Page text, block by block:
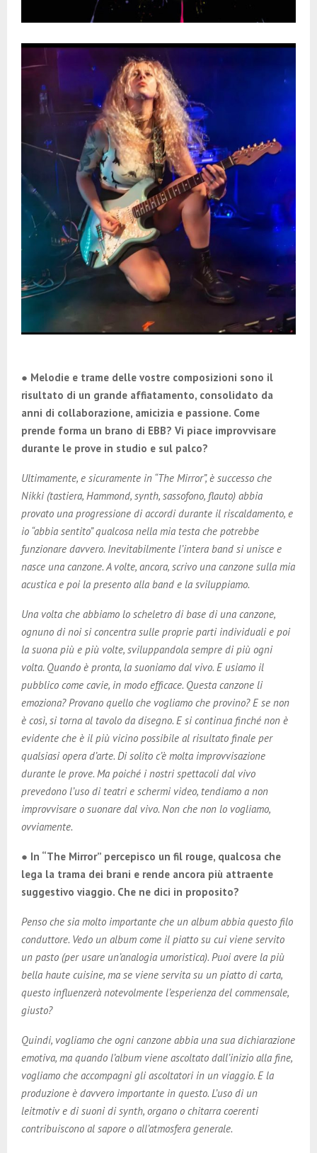
● Melodie e trame delle vostre composizioni sono il
risultato di un grande affiatamento, consolidato da
anni di collaborazione, amicizia e passione. Come
prende forma un brano di EBB? Vi piace improvvisare
durante le prove in studio e sul palco?
Ultimamente, e sicuramente in “The Mirror”, è successo che
Nikki (tastiera, Hammond, synth, sassofono, flauto) abbia
provato una progressione di accordi durante il riscaldamento, e
io “abbia sentito” qualcosa nella mia testa che potrebbe
funzionare davvero. Inevitabilmente l’intera band si unisce e
nasce una canzone. A volte, ancora, scrivo una canzone sulla mia
acustica e poi la presento alla band e la sviluppiamo.
Una volta che abbiamo lo scheletro di base di una canzone,
ognuno di noi si concentra sulle proprie parti individuali e poi
la suona più e più volte, sviluppandola sempre di più ogni
volta. Quando è pronta, la suoniamo dal vivo. E usiamo il
pubblico come cavie, in modo efficace. Questa canzone li
emoziona? Provano quello che vogliamo che provino? E se non
è così, si torna al tavolo da disegno. E si continua finché non è
evidente che è il più vicino possibile al risultato finale per
qualsiasi opera d’arte. Di solito c’è molta improvvisazione
durante le prove. Ma poiché i nostri spettacoli dal vivo
prevedono l’uso di teatri e schermi video, tendiamo a non
improvvisare o suonare dal vivo. Non che non lo vogliamo,
ovviamente.
● In “The Mirror” percepisco un fil rouge, qualcosa che
lega la trama dei brani e rende ancora più attraente
suggestivo viaggio. Che ne dici in proposito?
Penso che sia molto importante che un album abbia questo filo
conduttore. Vedo un album come il piatto su cui viene servito
un pasto (per usare un’analogia umoristica). Puoi avere la più
bella haute cuisine, ma se viene servita su un piatto di carta,
questo influenzerà notevolmente l’esperienza del commensale,
giusto?
Quindi, vogliamo che ogni canzone abbia una sua dichiarazione
emotiva, ma quando l’album viene ascoltato dall’inizio alla fine,
vogliamo che accompagni gli ascoltatori in un viaggio. E la
produzione è davvero importante in questo. L’uso di un
leitmotiv e di suoni di synth, organo o chitarra coerenti
contribuiscono al sapore o all’atmosfera generale.